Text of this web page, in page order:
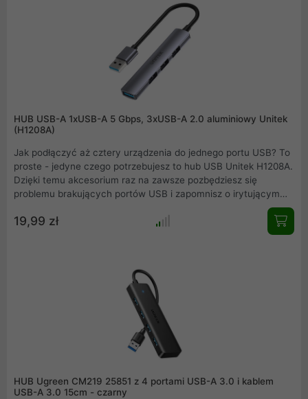
HUB USB-A 1xUSB-A 5 Gbps, 3xUSB-A 2.0 aluminiowy Unitek
(H1208A)
Jak podłączyć aż cztery urządzenia do jednego portu USB? To
proste - jedyne czego potrzebujesz to hub USB Unitek H1208A.
Dzięki temu akcesorium raz na zawsze pozbędziesz się
problemu brakujących portów USB i zapomnisz o irytującym
przepinaniu kabli w komputerze, samochodzie lub konsoli do
gier .
19,99 zł
HUB Ugreen CM219 25851 z 4 portami USB-A 3.0 i kablem
USB-A 3.0 15cm - czarny